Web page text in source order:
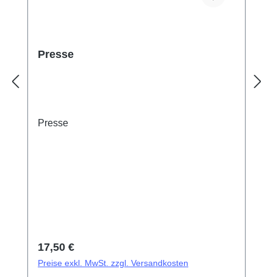
Presse
Presse
Regulärer Preis:
17,50 €
Preise exkl. MwSt. zzgl. Versandkosten